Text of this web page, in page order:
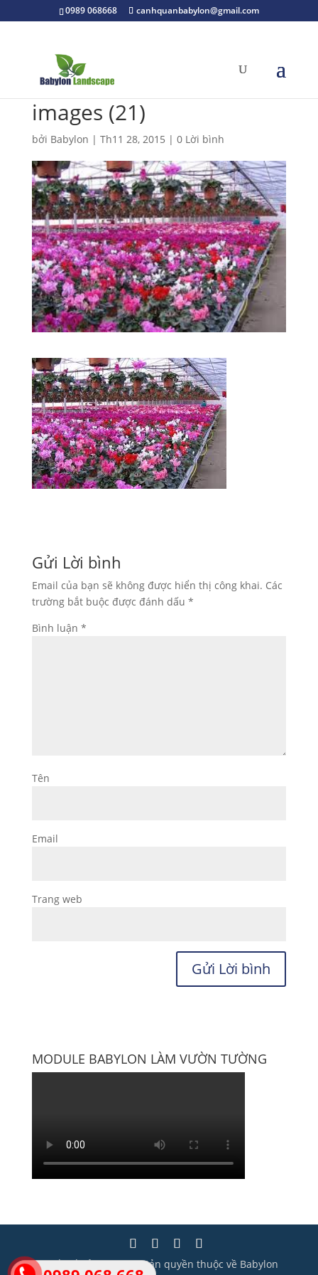
0989 068668 canhquanbabylon@gmail.com
images (21)
bởi Babylon | Th11 28, 2015 | 0 Lời bình
Gửi Lời bình
Email của bạn sẽ không được hiển thị công khai. Các
trường bắt buộc được đánh dấu *
Bình luận *
Tên
Email
Trang web
MODULE BABYLON LÀM VƯỜN TƯỜNG
Thiết kế bởi Wisera | Bản quyền thuộc về Babylon